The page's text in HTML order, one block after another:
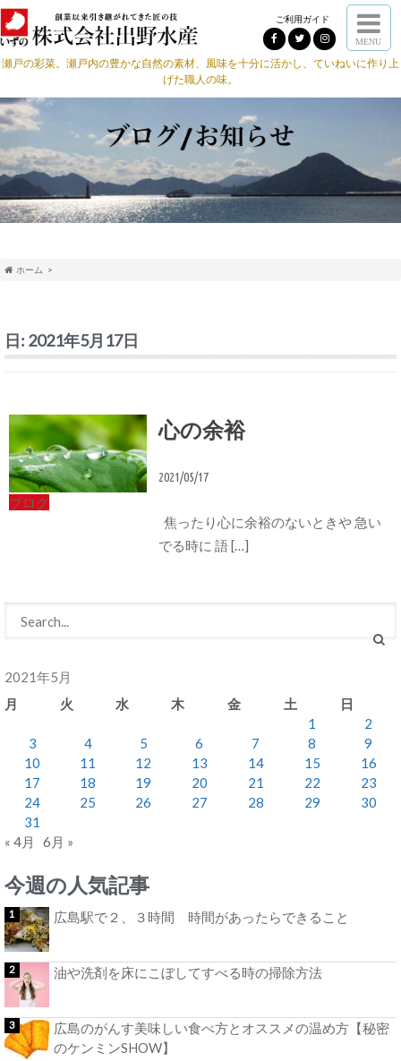
ご利用ガイド
MENU
瀬戸の彩菜。瀬戸内の豊かな自然の素材、風味を十分に活かし、ていねいに作り上
げた職人の味。
ホーム
日: 2021年5月17日
ブログ
心の余裕
2021/05/17
焦ったり心に余裕のないときや 急い
でる時に 語 […]
2021年5月
月
火 水 木 金 土
日
1
2
3
4 5 6 7 8
9
10
11 12 13 14 15
16
17
18 19 20 21 22
23
24
25 26 27 28 29
30
31
« 4月
6月 »
今週の人気記事
広島駅で２、３時間 時間があったらできること
油や洗剤を床にこぼしてすべる時の掃除方法
広島のがんす美味しい食べ方とオススメの温め方【秘密
のケンミンSHOW】